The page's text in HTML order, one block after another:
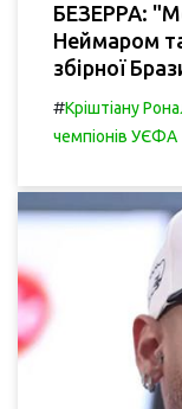
БЕЗЕРРА:
Неймаром
збірної
#Кріштіану
чемпіонів УЄФА